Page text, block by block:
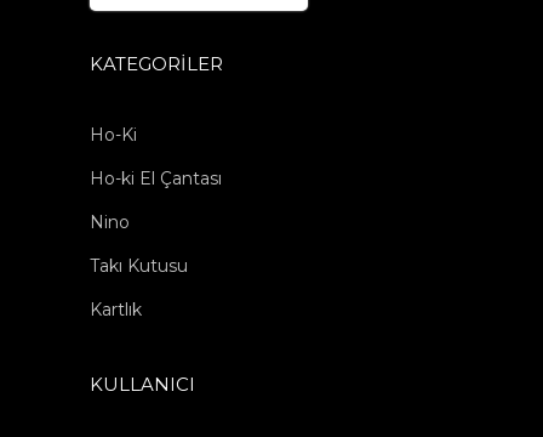
KATEGORILER
Ho-Ki
Ho-ki El Çantası
Nino
Takı Kutusu
Kartlık
KULLANICI